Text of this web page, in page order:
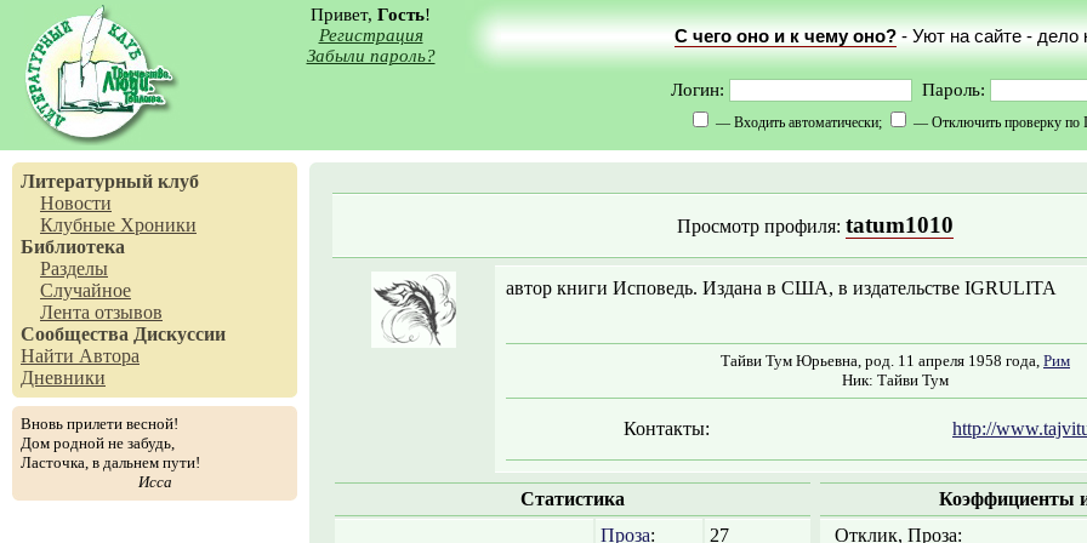
Привет, Гость!
Регистрация
Забыли пароль?
С чего оно и к чему оно?- Уют на сайте - дело
Логин: Пароль:
— Входить автоматически; — Отключить проверку по
Литературный клуб
Новости
Клубные Хроники
Библиотека
Разделы
Случайное
Лента отзывов
Сообщества Дискуссии
Найти Автора
Дневники
Вновь прилети весной!
Дом родной не забудь,
Ласточка, в дальнем пути!
Исса
Просмотр профиля: tatum1010
автор книги Исповедь. Издана в США, в издательстве IGRULITA
Тайви Тум Юрьевна, род. 11 апреля 1958 года, Рим
Ник: Тайви Тум
Контакты: http://
Статистика
Проза: 27
Коэффициенты
Отклик, Проза: